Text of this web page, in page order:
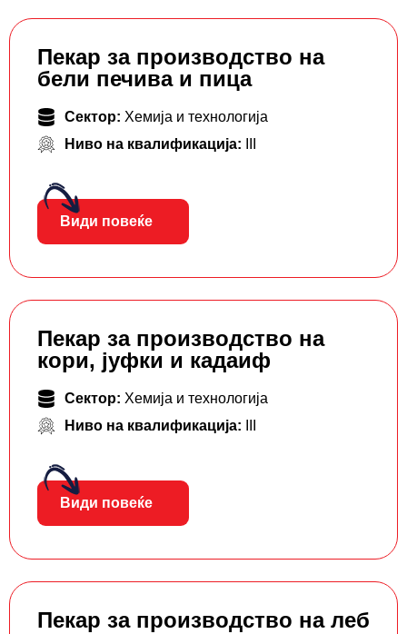
Пекар за производство на
бели печива и пица
Сектор: Хемија и технологија
Ниво на квалификација:
Види повеќе
Пекар за производство на
кори, јуфки и кадаиф
Сектор: Хемија и технологија
Ниво на квалификација:
Види повеќе
Пекар за производство на леб